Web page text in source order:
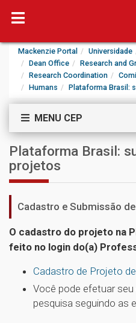
Mackenzie Portal Universidade
Dean Office
Research and
Research Coordination
Humans
Plataforma Brasil:
MENU CEP
Plataforma Brasil:
projetos
Cadastro e Submissão
O cadastro do projeto na
feito no login do(a)
Cadastro de Projeto
Você pode efetuar
pesquisa seguindo as